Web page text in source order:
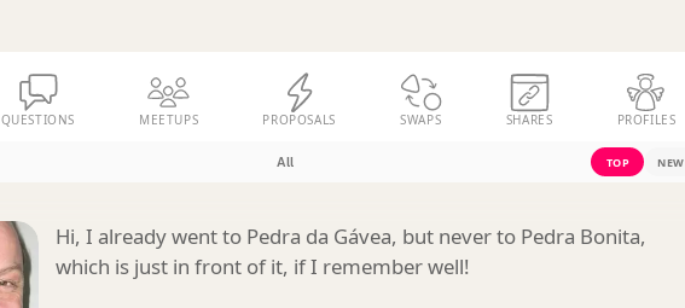
QUESTIONS MEETUPS PROPOSALS SWAPS SHARES PROFILES
All TOP NEW
Hi, I already went to Pedra da Gávea, but never to Pedra Bonita,
which is just in front of it, if I remember well!